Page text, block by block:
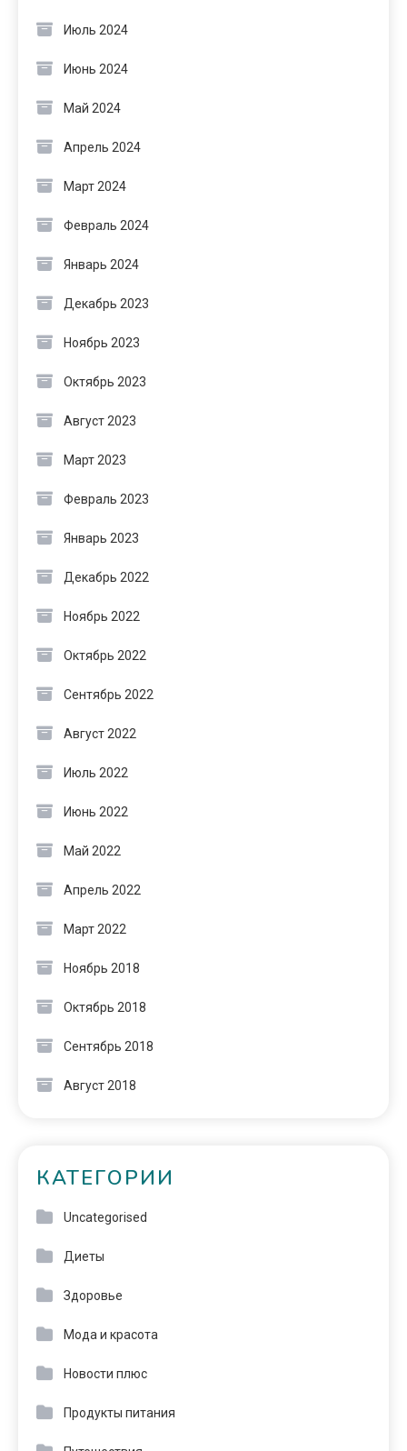
Июль 2024
Июнь 2024
Май 2024
Апрель 2024
Март 2024
Февраль 2024
Январь 2024
Декабрь 2023
Ноябрь 2023
Октябрь 2023
Август 2023
Март 2023
Февраль 2023
Январь 2023
Декабрь 2022
Ноябрь 2022
Октябрь 2022
Сентябрь 2022
Август 2022
Июль 2022
Июнь 2022
Май 2022
Апрель 2022
Март 2022
Ноябрь 2018
Октябрь 2018
Сентябрь 2018
Август 2018
КАТЕГОРИИ
Uncategorised
Диеты
Здоровье
Мода и красота
Новости плюс
Продукты питания